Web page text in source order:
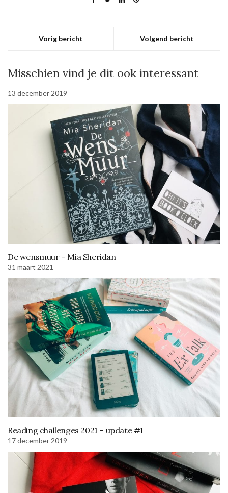
Vorig bericht Volgend bericht
Misschien vind je dit ook interessant
13 december 2019
De wensmuur – Mia Sheridan
31 maart 2021
Reading challenges 2021 – update #1
17 december 2019